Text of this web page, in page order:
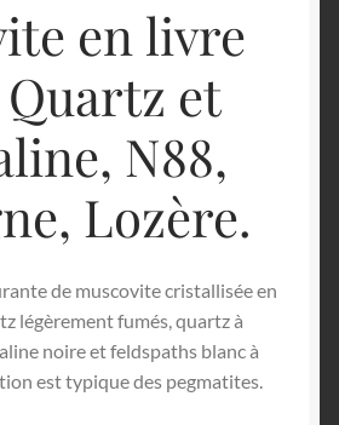
en livre
et
N88,
Lozère.
de muscovite cristallisée en
légèrement fumés, quartz à
noire et feldspaths blanc à
est typique des pegmatites.